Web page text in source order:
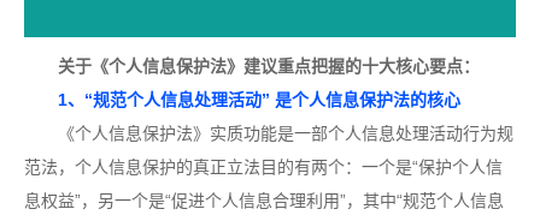
关于《个人信息保护法》建议重点把握的十大核心要点：
1、“规范个人信息处理活动” 是个人信息保护法的核心
《个人信息保护法》实质功能是一部个人信息处理活动行为规
范法，个人信息保护的真正立法目的有两个：一个是“保护个人信
息权益”，另一个是“促进个人信息合理利用”，其中“规范个人信息